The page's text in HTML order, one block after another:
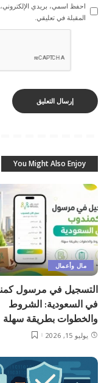
احفظ اسمي، بريدي
المقبلة في تعليقي.
You Might Also Enjoy
مال وأعمال
التسجيل في مرسول
في السعودية: الشروط
والخطوات بطريقة سهلة
يوليو 15, 2026